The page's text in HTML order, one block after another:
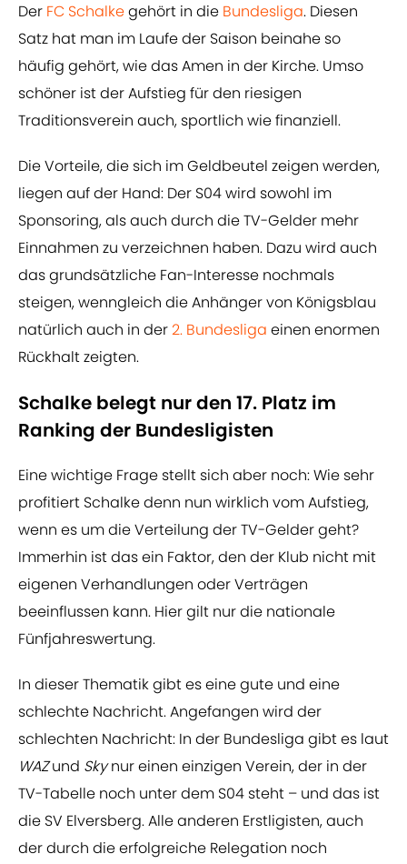
Der FC Schalkegehört in die Bundesliga. Diesen
Satz hat man im Laufe der Saison beinahe so
häufig gehört, wie das Amen in der Kirche. Umso
schöner ist der Aufstieg für den riesigen
Traditionsverein auch, sportlich wie finanziell.
Die Vorteile, die sich im Geldbeutel zeigen werden,
liegen auf der Hand: Der S04 wird sowohl im
Sponsoring, als auch durch die TV-Gelder mehr
Einnahmen zu verzeichnen haben. Dazu wird auch
das grundsätzliche Fan-Interesse nochmals
steigen, wenngleich die Anhänger von Königsblau
natürlich auch in der2. Bundesliga einen enormen
Rückhalt zeigten.
Schalke belegt nur den 17. Platz im
Ranking der Bundesligisten
Eine wichtige Frage stellt sich aber noch: Wie sehr
profitiert Schalke denn nun wirklich vom Aufstieg,
wenn es um die Verteilung der TV-Gelder geht?
Immerhin ist das ein Faktor, den der Klub nicht mit
eigenen Verhandlungen oder Verträgen
beeinflussen kann. Hier gilt nur die nationale
Fünfjahreswertung.
In dieser Thematik gibt es eine gute und eine
schlechte Nachricht. Angefangen wird der
schlechten Nachricht: In der Bundesliga gibt es laut
WAZund Skynur einen einzigen Verein, der in der
TV-Tabelle noch unter dem S04 steht – und das ist
die SV Elversberg. Alle anderen Erstligisten, auch
der durch die erfolgreiche Relegation noch